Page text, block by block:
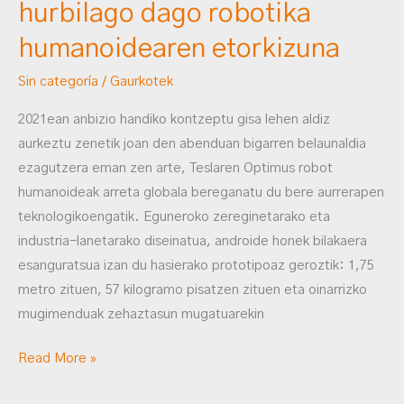
hurbilago dago robotika
humanoidearen etorkizuna
Sin categoría / Gaurkotek
2021ean anbizio handiko kontzeptu gisa lehen aldiz
aurkeztu zenetik joan den abenduan bigarren belaunaldia
ezagutzera eman zen arte, Teslaren Optimus robot
humanoideak arreta globala bereganatu du bere aurrerapen
teknologikoengatik. Eguneroko zereginetarako eta
industria-lanetarako diseinatua, androide honek bilakaera
esanguratsua izan du hasierako prototipoaz geroztik: 1,75
metro zituen, 57 kilogramo pisatzen zituen eta oinarrizko
mugimenduak zehaztasun mugatuarekin
Read More »